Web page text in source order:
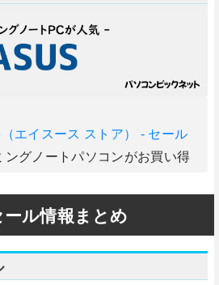
エイスース ストア） - セール
ングノートパソコンがお買い得
ル情報まとめ